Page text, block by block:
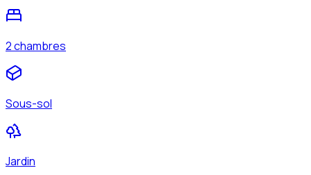
2 chambres
Sous-sol
Jardin